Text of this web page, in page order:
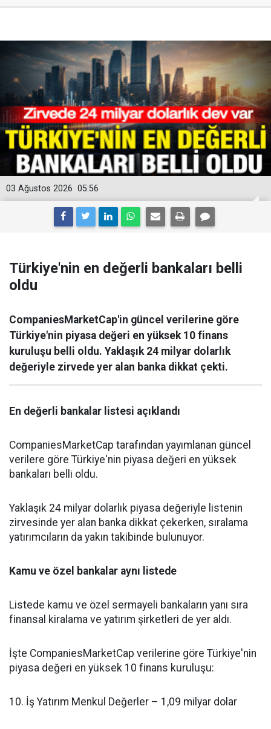
05:56
03 Ağustos 2026
Türkiye'nin en değerli bankaları belli
oldu
CompaniesMarketCap'in güncel verilerine göre
Türkiye'nin piyasa değeri en yüksek 10 finans
kuruluşu belli oldu. Yaklaşık 24 milyar dolarlık
değeriyle zirvede yer alan banka dikkat çekti.
En değerli bankalar listesi açıklandı
CompaniesMarketCap tarafından yayımlanan güncel
verilere göre Türkiye'nin piyasa değeri en yüksek
bankaları belli oldu.
Yaklaşık 24 milyar dolarlık piyasa değeriyle listenin
zirvesinde yer alan banka dikkat çekerken, sıralama
yatırımcıların da yakın takibinde bulunuyor.
Kamu ve özel bankalar aynı listede
Listede kamu ve özel sermayeli bankaların yanı sıra
finansal kiralama ve yatırım şirketleri de yer aldı.
İşte CompaniesMarketCap verilerine göre Türkiye'nin
piyasa değeri en yüksek 10 finans kuruluşu:
10. İş Yatırım Menkul Değerler – 1,09 milyar dolar